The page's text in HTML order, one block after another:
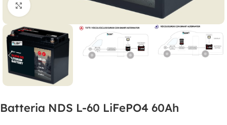
Clicca per ingrandire
Batteria NDS L-60 LiFePO4 60Ah